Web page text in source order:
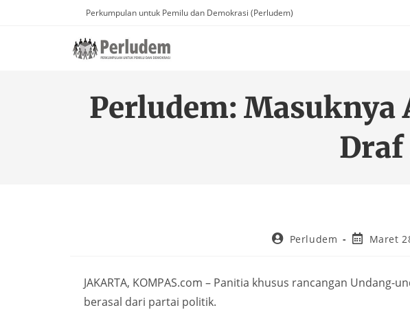
Perkumpulan untuk Pemilu dan Demokrasi (Perludem)
Perludem: Masuknya
Draf
Perludem Maret
JAKARTA, KOMPAS.com – Panitia khusus rancangan
berasal dari partai politik.